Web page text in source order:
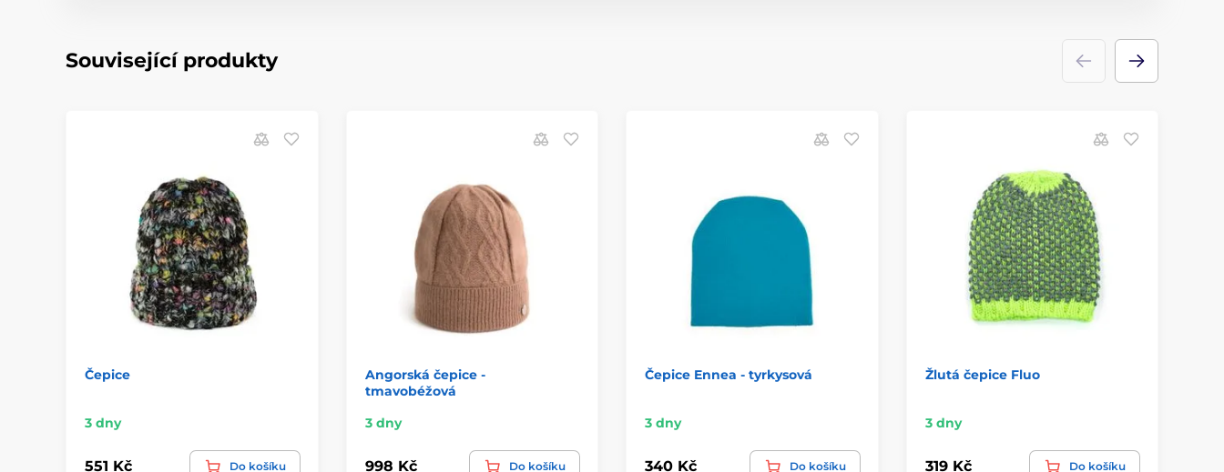
Související produkty
Čepice
3 dny
551 Kč Do košíku
Angorská čepice -
tmavobéžová
3 dny
998 Kč Do košíku
Čepice Ennea - tyrkysová
3 dny
340 Kč Do košíku
Žlutá čepice Fluo
3 dny
319 Kč Do košíku